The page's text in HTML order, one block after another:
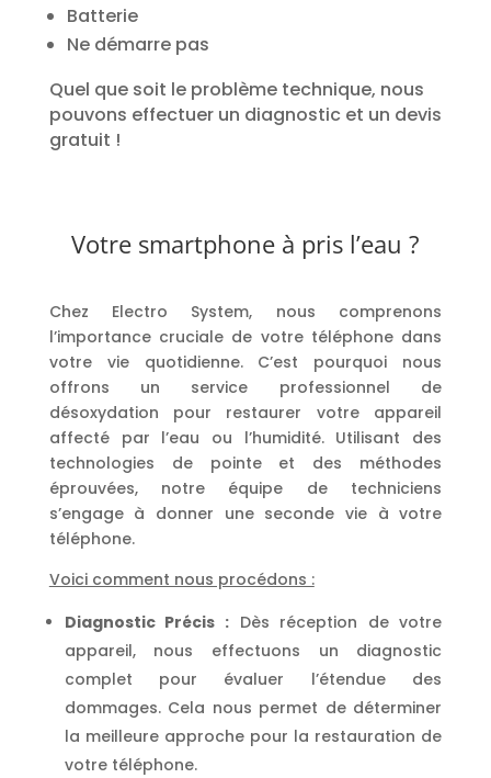
Batterie
Ne démarre pas
Quel que soit le problème technique, nous
pouvons effectuer un diagnostic et un devis
gratuit !
Votre smartphone à pris l’eau ?
Chez Electro System, nous comprenons
l’importance cruciale de votre téléphone dans
votre vie quotidienne. C’est pourquoi nous
offrons un service professionnel de
désoxydation pour restaurer votre appareil
affecté par l’eau ou l’humidité. Utilisant des
technologies de pointe et des méthodes
éprouvées, notre équipe de techniciens
s’engage à donner une seconde vie à votre
téléphone.
Voici comment nous procédons :
Diagnostic Précis :Dès réception de votre
appareil, nous effectuons un diagnostic
complet pour évaluer l’étendue des
dommages. Cela nous permet de déterminer
la meilleure approche pour la restauration de
votre téléphone.